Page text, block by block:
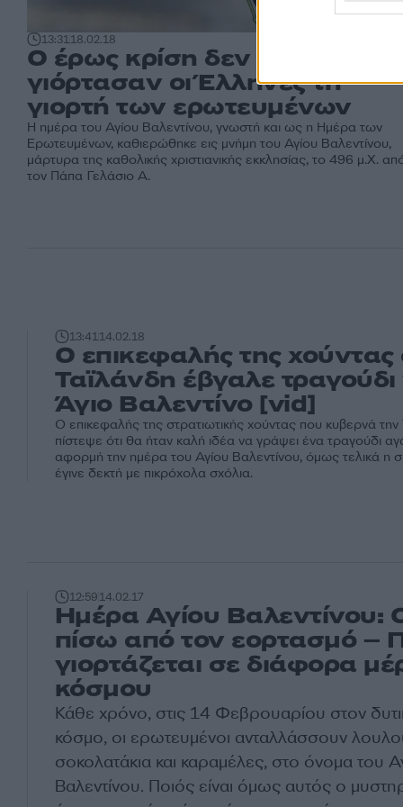
13:3118.02.18
Ο έρως κρίση δεν κοιτά! Πως
γιόρτασαν οι Έλληνες τη
γιορτή των ερωτευμένων
Η ημέρα του Αγίου Βαλεντίνου, γνωστή και ως η Ημέρα των
Ερωτευμένων, καθιερώθηκε εις μνήμη του Αγίου Βαλεντίνου,
μάρτυρα της καθολικής χριστιανικής εκκλησίας, το 496 μ.Χ.
τον Πάπα Γελάσιο Α.
13:4114.02.18
Ο επικεφαλής της χούντας
Ταϊλάνδη έβγαλε τραγούδι
Άγιο Βαλεντίνο [vid]
Ο επικεφαλής της στρατιωτικής χούντας που κυβερνά την
πίστεψε ότι θα ήταν καλή ιδέα να γράψει ένα τραγούδι
αφορμή την ημέρα του Αγίου Βαλεντίνου, όμως τελικά η
έγινε δεκτή με πικρόχολα σχόλια.
12:5914.02.17
Ημέρα Αγίου Βαλεντίνου:
πίσω από τον εορτασμό –
γιορτάζεται σε διάφορα
κόσμου
Κάθε χρόνο, στις 14 Φεβρουαρίου στον
κόσμο, οι ερωτευμένοι ανταλλάσσουν
σοκολατάκια και καραμέλες, στο όνομα του
Βαλεντίνου. Ποιός είναι όμως αυτός ο